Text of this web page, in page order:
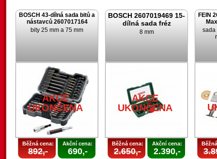
BOSCH 43-dílná sada bitů a
nástavců 2607017164
bity 25 mm a 75 mm
AKCE
UKONČENA
Běžná cena:
892,-
Akční cena:
690,-
BOSCH 2607019469 15-
dílná sada fréz
8 mm
AKCE
UKONČENA
Běžná cena:
2.650,-
Akční cena:
2.390,-
FEIN
sada